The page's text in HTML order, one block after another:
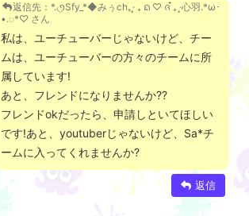
返信先：*.৻ꪆSfy_*◆みぅch｡·̩͙ ₊ ᨦ ♡ ᨩ ໋₊ ·̩͙心羽.*ω･
•.◌*♡ さん
私は、ユーチューバーじゃないけど、チー
ムは、ユーチューバーの方々のチームに所
属しています!
あと、フレンドになりませんか??
フレンドokだったら、申請しといてほしい
です!あと、youtuberじゃないけど、Sa*チ
ームに入ってくれませんか?
返信